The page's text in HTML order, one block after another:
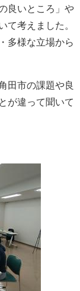
良いところ」や
て考えました。
多様な立場から
田市の課題や良
が違って聞いて